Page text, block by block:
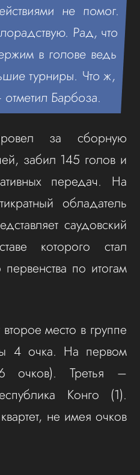
не помог.
Рад, что
в голове ведь
турниры. Что ж,
Барбоза.
за сборную
забил 145 голов и
передач. На
обладатель
саудовский
которого стал
по итогам
место в группе
4 очка. На первом
очков). Третья –
Конго (1).
не имея очков